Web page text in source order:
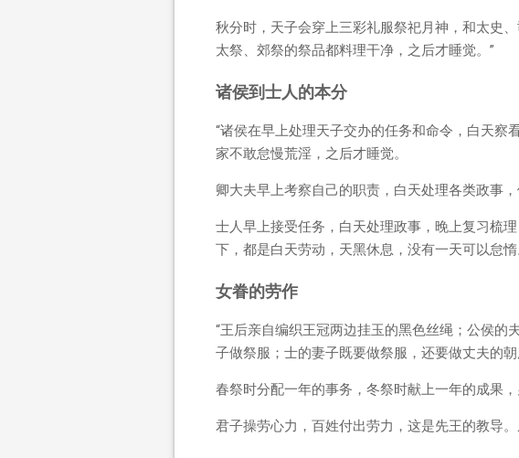
秋分时，天子会穿上三彩礼服祭祀月神，和太史
太祭、郊祭的祭品都料理干净，之后才睡觉。”
诸侯到士人的本分
“诸侯在早上处理天子交办的任务和命令，白天
家不敢怠慢荒淫，之后才睡觉。
卿大夫早上考察自己的职责，白天处理各类政事
士人早上接受任务，白天处理政事，晚上复习梳
下，都是白天劳动，天黑休息，没有一天可以怠惰
女眷的劳作
“王后亲自编织王冠两边挂玉的黑色丝绳；公侯
子做祭服；士的妻子既要做祭服，还要做丈夫的
春祭时分配一年的事务，冬祭时献上一年的成果
君子操劳心力，百姓付出劳力，这是先王的教导